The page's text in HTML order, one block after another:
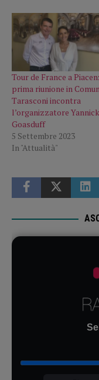
Tour de France a
prima riunione in
Tarasconi incontra
l’organizzatore Yannick
Goasduff
5 Settembre 2023
In "Attualità"